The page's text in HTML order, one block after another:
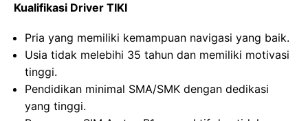
Kualifikasi Driver TIKI
Pria yang memiliki kemampuan navigasi yang baik.
Usia tidak melebihi 35 tahun dan memiliki motivasi
tinggi.
Pendidikan minimal SMA/SMK dengan dedikasi
yang tinggi.